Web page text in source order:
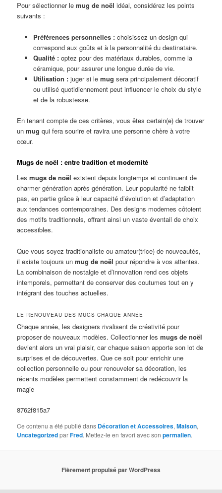
Pour sélectionner lemug de noël idéal, considérez les points
suivants :
Préférences personnelles :choisissez un design qui
correspond aux goûts et à la personnalité du destinataire.
Qualité :optez pour des matériaux durables, comme la
céramique, pour assurer une longue durée de vie.
Utilisation :juger si le mug sera principalement décoratif
ou utilisé quotidiennement peut influencer le choix du style
et de la robustesse.
En tenant compte de ces critères, vous êtes certain(e) de trouver
unmug qui fera sourire et ravira une personne chère à votre
cœur.
Mugs de noël : entre tradition et modernité
Lesmugs de noël existent depuis longtemps et continuent de
charmer génération après génération. Leur popularité ne faiblit
pas, en partie grâce à leur capacité d’évolution et d’adaptation
aux tendances contemporaines. Des designs modernes côtoient
des motifs traditionnels, offrant ainsi un vaste éventail de choix
accessibles.
Que vous soyez traditionaliste ou amateur(trice) de nouveautés,
il existe toujours unmug de noël pour répondre à vos attentes.
La combinaison de nostalgie et d’innovation rend ces objets
intemporels, permettant de conserver des coutumes tout en y
intégrant des touches actuelles.
LE RENOUVEAU DES MUGS CHAQUE ANNÉE
Chaque année, les designers rivalisent de créativité pour
proposer de nouveaux modèles. Collectionner lesmugs de noël
devient alors un vrai plaisir, car chaque saison apporte son lot de
surprises et de découvertes. Que ce soit pour enrichir une
collection personnelle ou pour renouveler sa décoration, les
récents modèles permettent constamment de redécouvrir la
magie
8762f815a7
Ce contenu a été publié dans Décoration et Accessoires,Maison,
UncategorizedparFred. Mettez-le en favori avec sonpermalien.
Fièrement propulsé par WordPress